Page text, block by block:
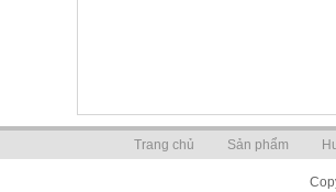
Trang chủ Sản phẩm